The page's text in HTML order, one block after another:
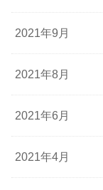
2021年9月
2021年8月
2021年6月
2021年4月